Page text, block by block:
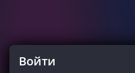
Войти